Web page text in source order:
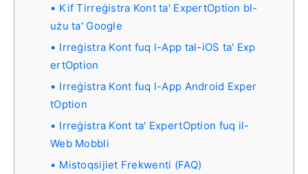
Kif Tirreġistra Kont ta' ExpertOption bl-
użu ta' Google
Irreġistra Kont fuq l-App tal-iOS ta' Exp
ertOption
Irreġistra Kont fuq l-App Android Exper
tOption
Irreġistra Kont ta' ExpertOption fuq il-
Web Mobbli
Mistoqsijiet Frekwenti (FAQ)